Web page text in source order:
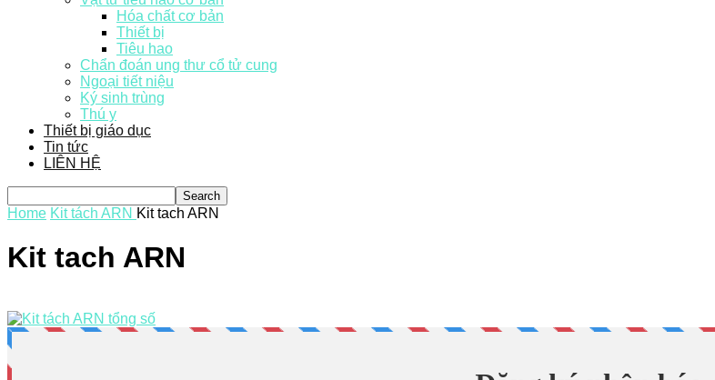
Hóa chất cơ bản
Thiết bị
Tiêu hao
Chẩn đoán ung thư cổ tử cung
Ngoại tiết niệu
Ký sinh trùng
Thú y
Thiết bị giáo dục
Tin tức
LIÊN HỆ
Home Kit tách ARN Kit tach ARN
Kit tach ARN